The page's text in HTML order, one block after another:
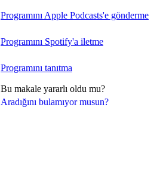
Aradığını bulamıyor musun?
Programını Apple Podcasts'e gönderme
Programını Spotify'a iletme
Programını tanıtma
Bu makale yararlı oldu mu?